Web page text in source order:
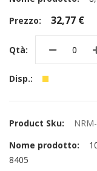
32,77 €
8405